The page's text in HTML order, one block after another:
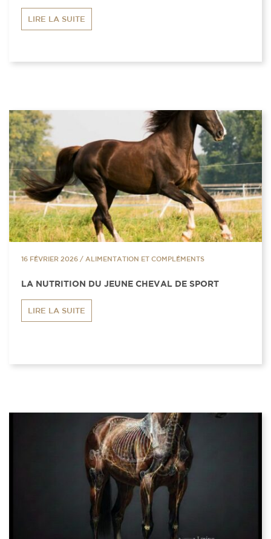
LIRE LA SUITE
16 FÉVRIER 2026 / ALIMENTATION ET COMPLÉMENTS
LA NUTRITION DU JEUNE CHEVAL DE SPORT
LIRE LA SUITE